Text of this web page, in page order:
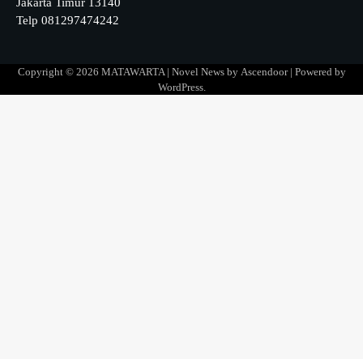
Jakarta Timur 13140
Telp 081297474242
Copyright © 2026 MATAWARTA| Novel News by Ascendoor| Powered by
WordPress.